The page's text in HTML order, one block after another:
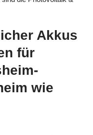
Akkus
für
wie